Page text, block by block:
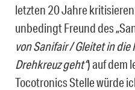
letzten 20 Jahre
unbedingt Freund des
von Sanifair / Gleitet in die
Drehkreuz geht“) auf dem
Tocotronics Stelle würde